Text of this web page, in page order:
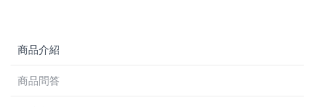
商品介紹
商品問答